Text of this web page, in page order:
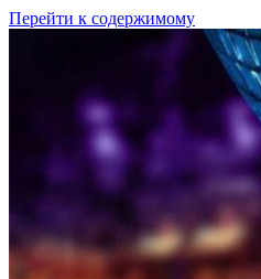
Перейти к содержимому